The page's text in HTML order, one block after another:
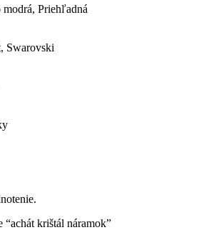
modrá, Priehľadná
Swarovski
“achát krištál náramok”